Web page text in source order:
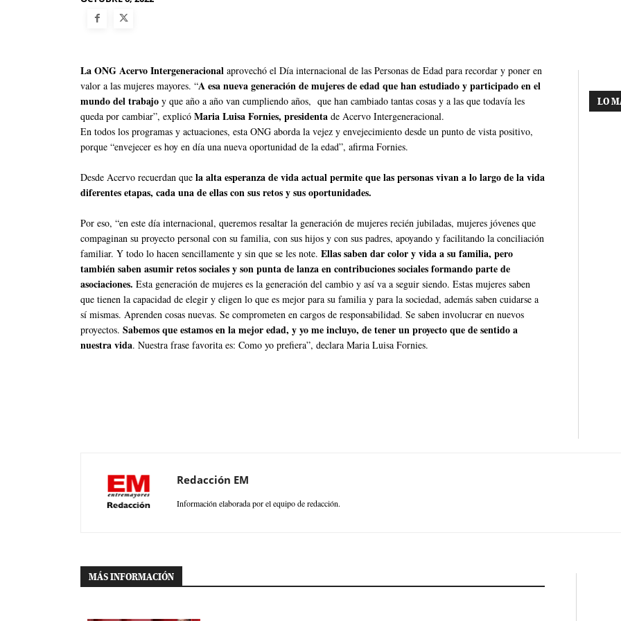
La ONG Acervo Intergeneracional aprovechó el Día internacional de las Personas de Edad para recordar y poner en
valor a las mujeres mayores. “A esa nueva generación de mujeres de edad que han estudiado y participado en el
mundo del trabajo y que año a año van cumpliendo años, que han cambiado tantas cosas y a las que todavía les
queda por cambiar”, explicó Maria Luisa Fornies, presidenta de Acervo Intergeneracional.
En todos los programas y actuaciones, esta ONG aborda la vejez y envejecimiento desde un punto de vista positivo,
porque “envejecer es hoy en día una nueva oportunidad de la edad”, afirma Fornies.
Desde Acervo recuerdan que la alta esperanza de vida actual permite que las personas vivan a lo largo de la vida
diferentes etapas, cada una de ellas con sus retos y sus oportunidades.
Por eso, “en este día internacional, queremos resaltar la generación de mujeres recién jubiladas, mujeres jóvenes que
compaginan su proyecto personal con su familia, con sus hijos y con sus padres, apoyando y facilitando la conciliación
familiar. Y todo lo hacen sencillamente y sin que se les note. Ellas saben dar color y vida a su familia, pero
también saben asumir retos sociales y son punta de lanza en contribuciones sociales formando parte de
asociaciones. Esta generación de mujeres es la generación del cambio y así va a seguir siendo. Estas mujeres saben
que tienen la capacidad de elegir y eligen lo que es mejor para su familia y para la sociedad, además saben cuidarse a
sí mismas. Aprenden cosas nuevas. Se comprometen en cargos de responsabilidad. Se saben involucrar en nuevos
proyectos. Sabemos que estamos en la mejor edad, y yo me incluyo, de tener un proyecto que de sentido a
nuestra vida. Nuestra frase favorita es: Como yo prefiera”, declara Maria Luisa Fornies.
LO
Redacción EM
Información elaborada por el equipo de redacción.
MÁS INFORMACIÓN